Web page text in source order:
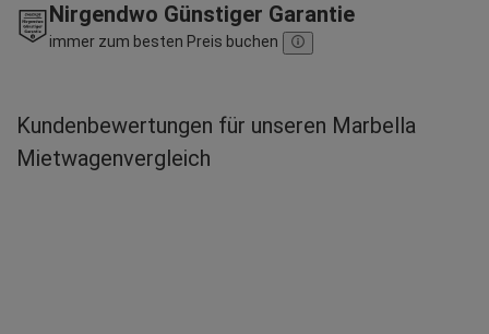
Nirgendwo Günstiger Garantie
immer zum besten Preis buchen
Kundenbewertungen für unseren Marbella
Mietwagenvergleich